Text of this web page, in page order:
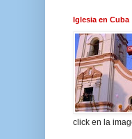
Iglesia en Cuba
click en la